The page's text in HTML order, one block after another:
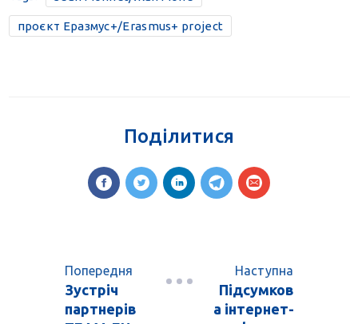
проєкт Еразмус+/Erasmus+ project
Поділитися
Попередня
Зустріч
партнерів
Наступна
Підсумков
а інтернет-